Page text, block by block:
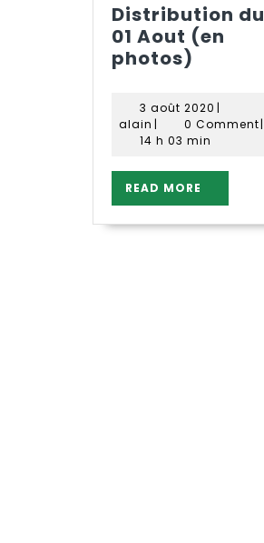
Distribution du
01 Aout (en
photos)
01
Aout
(en
photos)
3 août 2020 3
août
|
alain alain
| 0 Comment|
14 h 03 min
READ MORE
MORE